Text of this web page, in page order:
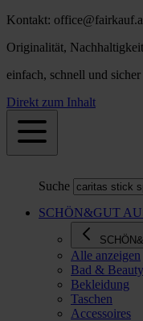
Kontakt:
Originalität,
einfach, schnell und sicher
Direkt zum Inhalt
Suche
SCHÖN&GUT
Alle anzeigen
Bad & Beauty
Bekleidung
Taschen
Accessoires